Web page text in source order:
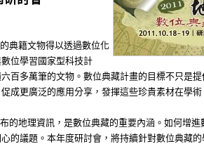
典籍文物得以透過數位化
位學習國家型科技計
百多萬筆的文物。數位典藏計畫的目標不只是
成更廣泛的應用分享，發揮這些珍貴素材在學
地理資訊，是數位典藏的重要內涵。如何增進
的議題。本年度研討會，將持續針對數位典藏